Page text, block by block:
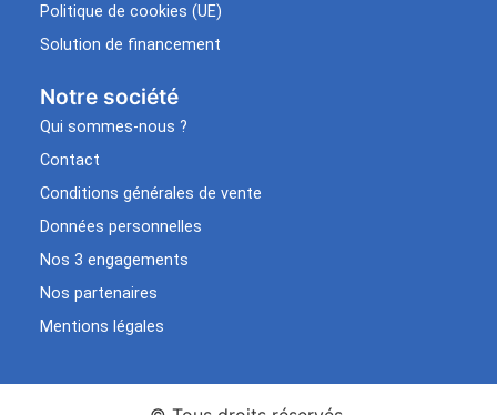
Politique de cookies (UE)
Solution de financement
Notre société
Qui sommes-nous ?
Contact
Conditions générales de vente
Données personnelles
Nos 3 engagements
Nos partenaires
Mentions légales